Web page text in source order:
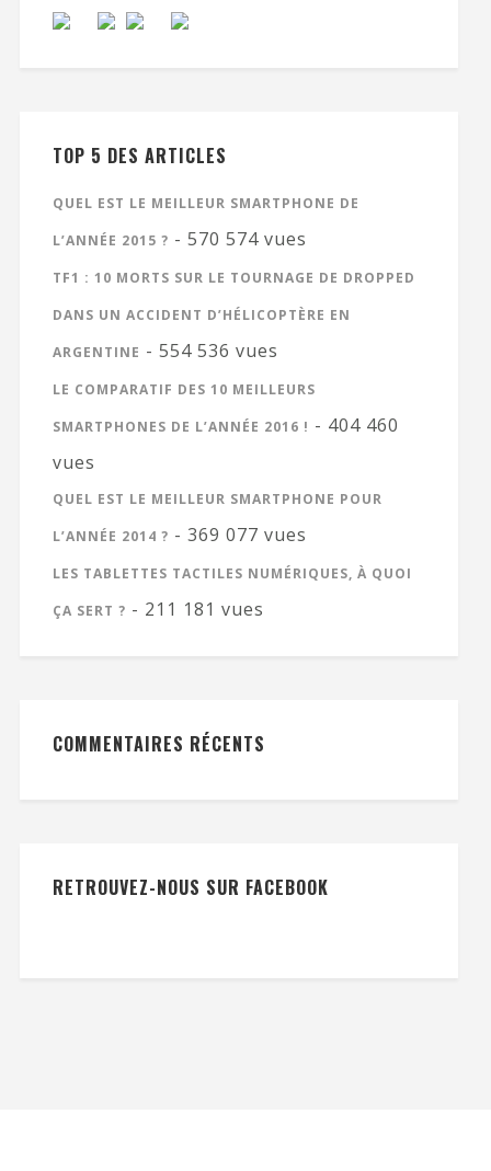
TOP 5 DES ARTICLES
QUEL EST LE MEILLEUR SMARTPHONE DE
L’ANNÉE 2015 ? - 570 574 vues
TF1 : 10 MORTS SUR LE TOURNAGE DE DROPPED
DANS UN ACCIDENT D’HÉLICOPTÈRE EN
ARGENTINE - 554 536 vues
LE COMPARATIF DES 10 MEILLEURS
SMARTPHONES DE L’ANNÉE 2016 ! - 404 460
vues
QUEL EST LE MEILLEUR SMARTPHONE POUR
L’ANNÉE 2014 ? - 369 077 vues
LES TABLETTES TACTILES NUMÉRIQUES, À QUOI
ÇA SERT ? - 211 181 vues
COMMENTAIRES RÉCENTS
RETROUVEZ-NOUS SUR FACEBOOK